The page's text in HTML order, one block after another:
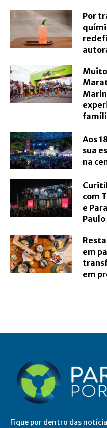
Por
Aos
sua
na
com
e
em
em
Fique por dentro das